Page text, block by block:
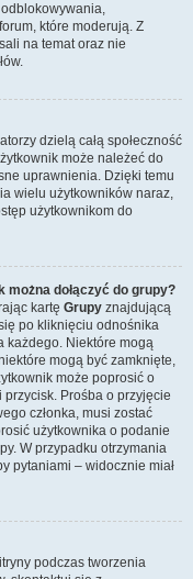
które moderują. Z
na temat oraz nie
dzielą całą społeczność
może należeć do
uprawnienia. Dzięki temu
wielu użytkowników naraz,
użytkownikom do
można dołączyć do grupy?
kartę Grupy znajdującą
po kliknięciu odnośnika
każdego. Niektóre mogą
mogą być zamknięte,
może poprosić o
Prośba o przyjęcie
członka, musi zostać
użytkownika o podanie
W przypadku otrzymania
pytaniami – widocznie miał
podczas tworzenia